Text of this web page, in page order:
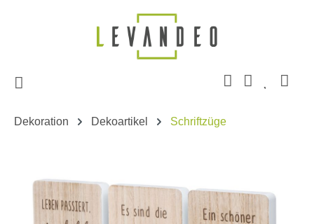
Zum Hauptinhalt springen
Dekoration Dekoartikel Schriftzüge
Bildergalerie überspringen